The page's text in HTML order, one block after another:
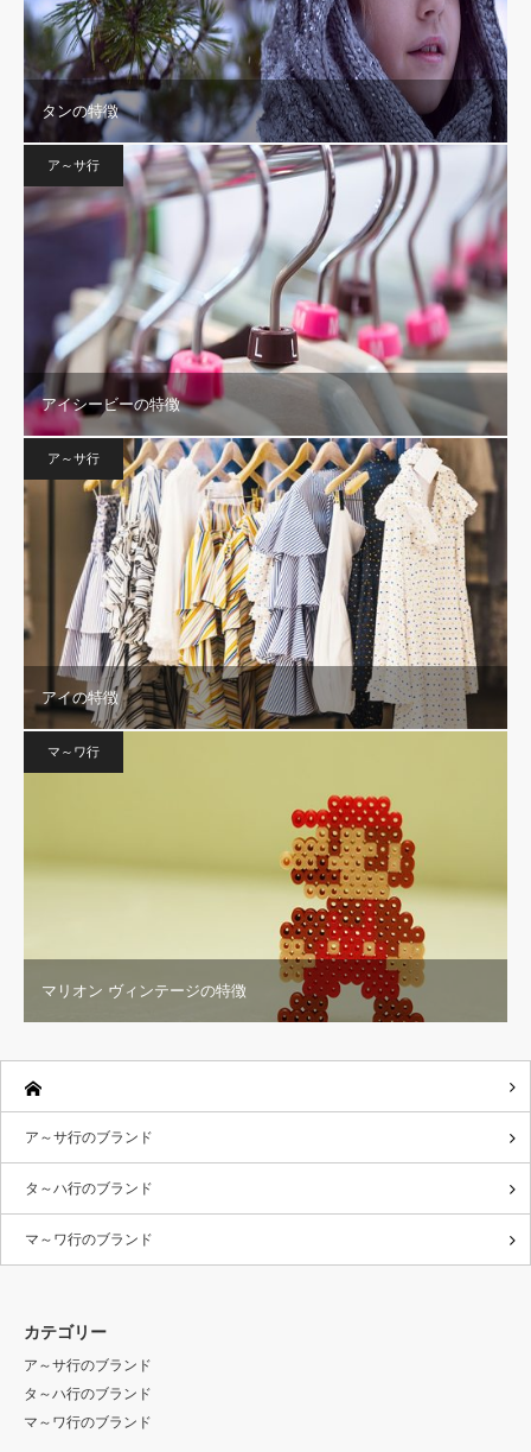
タンの特徴
ア～サ行
アイシービーの特徴
ア～サ行
アイの特徴
マ～ワ行
マリオン ヴィンテージの特徴
ア～サ行のブランド
タ～ハ行のブランド
マ～ワ行のブランド
カテゴリー
ア～サ行のブランド
タ～ハ行のブランド
マ～ワ行のブランド